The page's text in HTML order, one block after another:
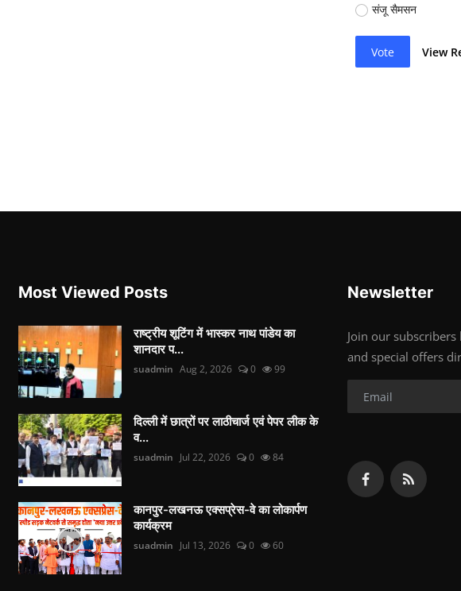
संजू सैमसन
Vote View
Most Viewed Posts
राष्ट्रीय शूटिंग में भास्कर नाथ पांडेय का
शानदार प...
suadmin Aug 2, 2026 0 99
दिल्ली में छात्रों पर लाठीचार्ज एवं पेपर लीक के
व...
suadmin Jul 22, 2026 0 84
कानपुर-लखनऊ एक्सप्रेस-वे का लोकार्पण
कार्यक्रम
suadmin Jul 13, 2026 0 60
Newsletter
Join our
and special offers